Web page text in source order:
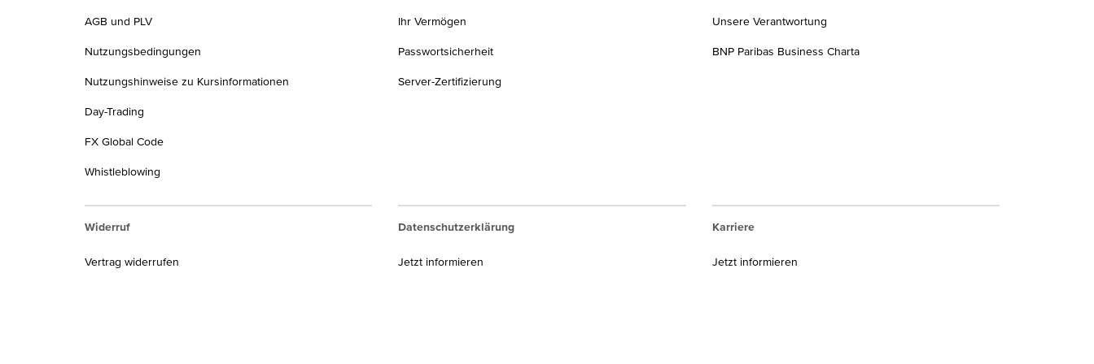
AGB und PLV
Nutzungsbedingungen
Nutzungshinweise zu Kursinformationen
Day-Trading
FX Global Code
Whistleblowing
Ihr Vermögen
Passwortsicherheit
Server-Zertifizierung
Unsere Verantwortung
BNP Paribas Business Charta
Widerruf
Vertrag widerrufen
Datenschutzerklärung
Jetzt informieren
Karriere
Jetzt informieren